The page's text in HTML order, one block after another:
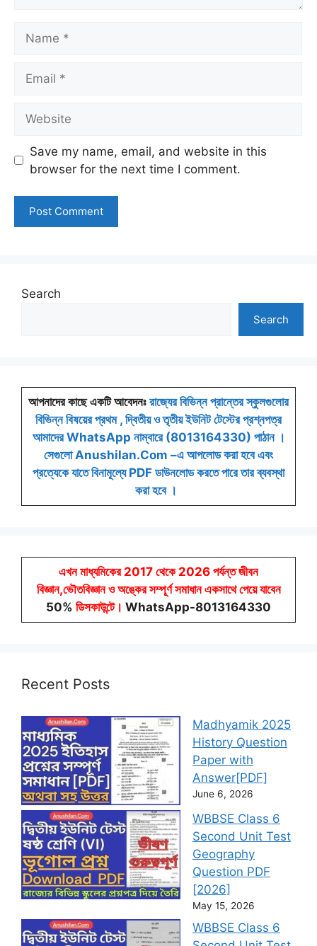
Save my name, email, and website in this
browser for the next time I comment.
Search
Search
আপনাদের কাছে একটি আবেদনঃ রাজ্যের বিভিন্ন প্রান্তের স্কুলগুলোর
বিভিন্ন বিষয়ের প্রথম , দ্বিতীয় ও তৃতীয় ইউনিট টেস্টের প্রশ্নপত্র
আমাদের WhatsApp নাম্বারে (8013164330) পাঠান ।
সেগুলো Anushilan.Com –এ আপলোড করা হবে এবং
প্রত্যেকে যাতে বিনামূল্যে PDF ডাউনলোড করতে পারে তার ব্যবস্থা
করা হবে ।
এখন মাধ্যমিকের 2017 থেকে 2026 পর্যন্ত জীবন
বিজ্ঞান,ভৌতবিজ্ঞান ও অঙ্কের সম্পূর্ণ সমাধান একসাথে পেয়ে যাবেন
50% ডিসকাউন্টে। WhatsApp-8013164330
Recent Posts
Madhyamik 2025
History Question
Paper with
Answer[PDF]
June 6, 2026
WBBSE Class 6
Second Unit Test
Geography
Question PDF
[2026]
May 15, 2026
WBBSE Class 6